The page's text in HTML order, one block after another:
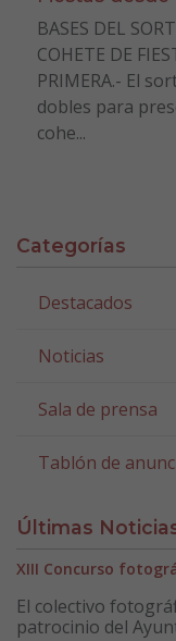
BASES DEL
COHETE DE
PRIMERA.- El
dobles para
cohe...
Categorías
Destacados
Noticias
Sala de prensa
Tablón de
Últimas
XIII Concurso
El colectivo
patrocinio del